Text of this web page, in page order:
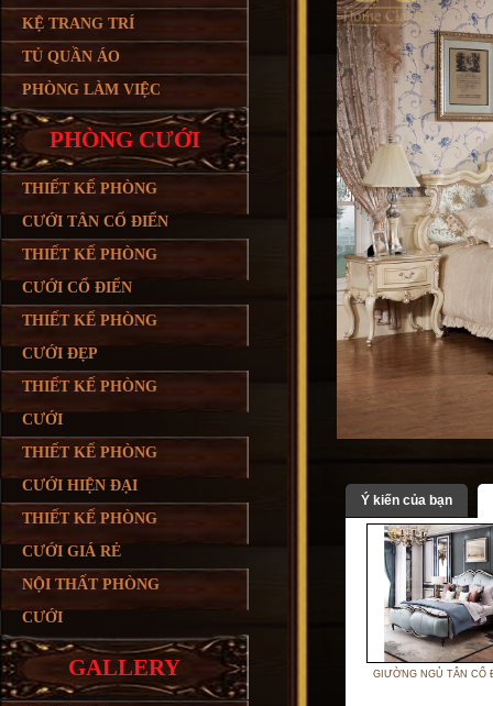
KỆ TRANG TRÍ
TỦ QUẦN ÁO
PHÒNG LÀM VIỆC
PHÒNG CƯỚI
THIẾT KẾ PHÒNG
CƯỚI TÂN CỔ ĐIỂN
THIẾT KẾ PHÒNG
CƯỚI CỔ ĐIỂN
THIẾT KẾ PHÒNG
CƯỚI ĐẸP
THIẾT KẾ PHÒNG
CƯỚI
THIẾT KẾ PHÒNG
CƯỚI HIỆN ĐẠI
THIẾT KẾ PHÒNG
CƯỚI GIÁ RẺ
NỘI THẤT PHÒNG
CƯỚI
GALLERY
Ý kiến của bạn
GIƯỜNG NGỦ TÂN CỔ